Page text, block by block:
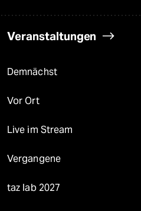
Veranstaltungen
Demnächst
Vor Ort
Live im Stream
Vergangene
taz lab 2027